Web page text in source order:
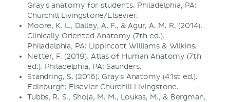
Gray's anatomy for students. Philadelphia, PA:
Churchill Livingstone/Elsevier.
Moore, K. L., Dalley, A. F., & Agur, A. M. R. (2014).
Clinically Oriented Anatomy (7th ed.).
Philadelphia, PA: Lippincott Williams & Wilkins.
Netter, F. (2019). Atlas of Human Anatomy (7th
ed.). Philadelphia, PA: Saunders.
Standring, S. (2016). Gray's Anatomy (41st ed.).
Edinburgh: Elsevier Churchill Livingstone.
Tubbs, R. S., Shoja, M. M., Loukas, M., & Bergman,